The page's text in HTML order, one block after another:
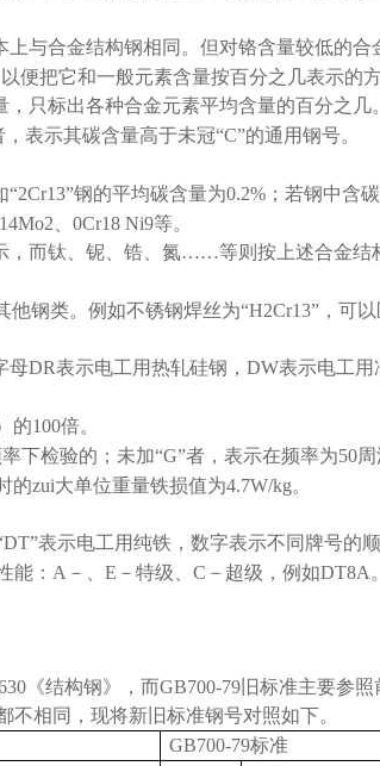
与合金结构钢相同。但对铬含量较低的
以便把它和一般元素含量按百分之几表示的
只标出各种合金元素平均含量的百分之
，表示其碳含量高于未冠“C”的通用钢号。
“2Cr13”钢的平均碳含量为0.2% ；若钢中含
、0Cr18 Ni9等。
，而钛、铌、锆、氮……等则按上述合金结
他钢类。例如不锈钢焊丝为“H2Cr13” ，可
母DR表示电工用热轧硅钢， DW表示电工用
的100倍。
下检验的；未加“G”者，表示在频率为50
的zui大单位重量铁损值为4.7W/kg。
表示电工用纯铁，数字表示不同牌号的
能： A －、 E －特级、 C －超级，例如DT8A 。
《结构钢》，而GB700-79 旧标准主要参照
相同，现将新旧标准钢号对照如下。
GB700-79标准